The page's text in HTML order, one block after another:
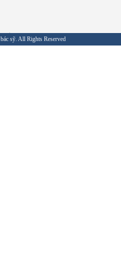
sỹ. All Rights Reserved